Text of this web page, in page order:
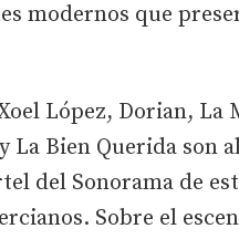
modernos que
López, Dorian, La
La Bien Querida son
del Sonorama de
Sobre el